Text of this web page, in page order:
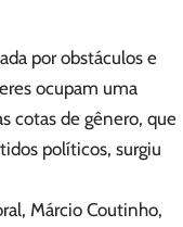
por obstáculos e
ocupam uma
cotas de gênero, que
políticos, surgiu
Márcio Coutinho,